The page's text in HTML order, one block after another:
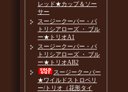
レッド★カップ＆ソー
サー
スージークーパー・パ
トリシアローズ ・ ブル
ー★トリオA1
スージークーパー・パ
トリシアローズ ・ ブル
ー★トリオAB2
スージークーパー
★ワイルドストロベリ
ー/トリオ（花形タイ